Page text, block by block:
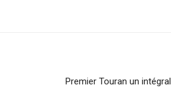
Premier Touran un